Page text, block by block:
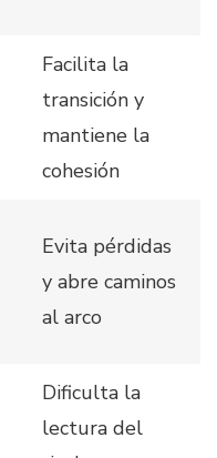
Facilita la
transición y
mantiene la
cohesión
Evita pérdidas
y abre caminos
al arco
Dificulta la
lectura del